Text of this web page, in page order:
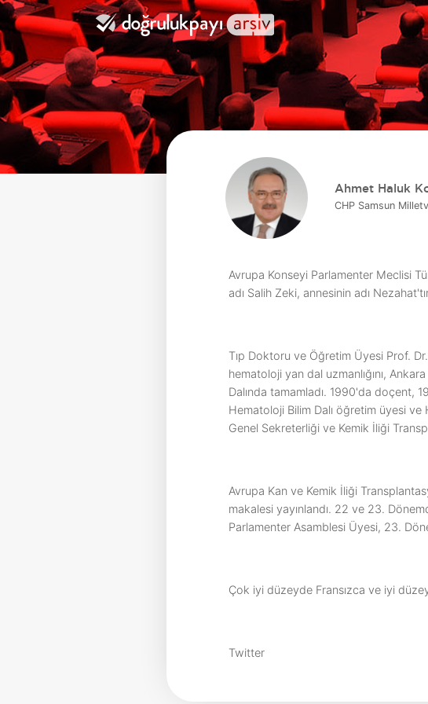
Ahmet Haluk
CHP Samsun
Avrupa Konseyi Parlamenter Meclisi
adı Salih Zeki, annesinin adı
Tıp Doktoru ve Öğretim Üyesi Prof.
hematoloji yan dal uzmanlığını,
Dalında tamamladı. 1990'da doçent,
Hematoloji Bilim Dalı öğretim üyesi
Genel Sekreterliği ve Kemik İliği
Avrupa Kan ve Kemik İliği
makalesi yayınlandı. 22 ve 23.
Parlamenter Asamblesi Üyesi, 23.
Çok iyi düzeyde Fransızca ve iyi
Twitter